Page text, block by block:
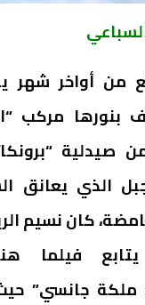
من أواخر شهر
مركب
صيدلية
الذي يعانق
كان نسيم
فيلما
ملكة